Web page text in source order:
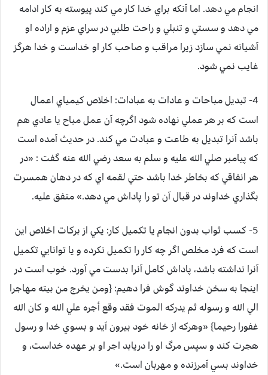
انجام مي دهد. اما آنكه براي خدا كار مي كند پيوسته به كار ادامه
مي دهد و سستي و تنبلي و راحت طلبي در سراي عزم و اراده او
آشيانه نمي سازد زيرا مراقب و صاحب كار او خداست و خدا هرگز
غايب نمي شود.
4- تبديل مباحات و عادات به عبادات:
اخلاص كيمياي اعمال
است كه بر هر عملي نهاده شود اگرچه آن عمل مباح يا عادي هم
باشد آنرا تبديل به طاعت و عبادت مي كند. در حديث آمده است
كه پيامبر صلي الله عليه و سلم به سعد رضي الله عنه گفت : «در
هر انفاقي كه بخاطر خدا باشد حتي لقمه اي كه در دهان همسرت
بگذاري خداوند در قبال آن تو را پاداش مي دهد.» متفق عليه.
5- كسب ثواب بدون انجام يا تكميل كار:
يكي از بركات اخلاص اين
است كه فرد مخلص اگر چه كار را تكميل نكرده و يا توانايي تكميل
آنرا نداشته باشد، پاداش كامل آنرا بدست مي آورد. خوب است در
اينجا به سخن خداوند گوش فرا دهيم: {ومن يخرج من بيته مهاجرا
الي الله و رسوله ثم يدركه الموت فقد وقع أجره علي الله و كان الله
غفورا رحيما} «وهركه از خانه خود بيرون آيد و بسوي خدا و رسول
هجرت كند و سپس مرگ او را دريابد اجر او بر عهده خداست، و
خداوند بسي آمرزنده و مهربان است.»